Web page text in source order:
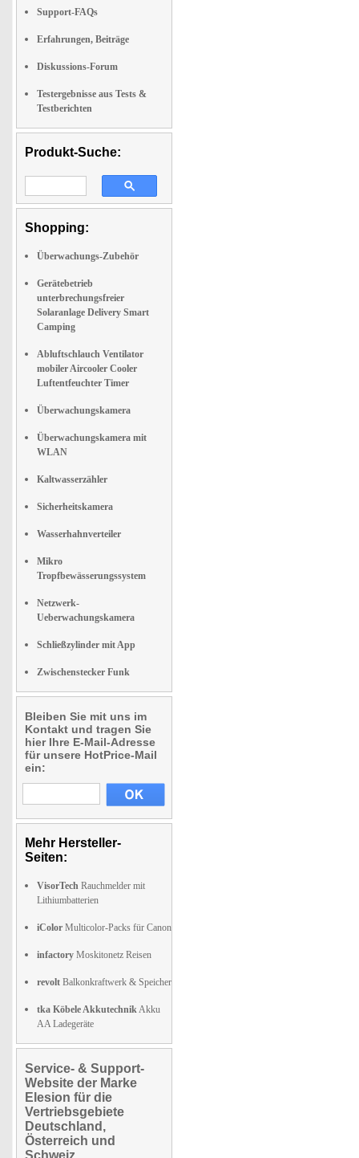
Support-FAQs
Erfahrungen, Beiträge
Diskussions-Forum
Testergebnisse aus Tests &
Testberichten
Produkt-Suche:
Shopping:
Überwachungs-Zubehör
Gerätebetrieb
unterbrechungsfreier
Solaranlage Delivery Smart
Camping
Abluftschlauch Ventilator
mobiler Aircooler Cooler
Luftentfeuchter Timer
Überwachungskamera
Überwachungskamera mit
WLAN
Kaltwasserzähler
Sicherheitskamera
Wasserhahnverteiler
Mikro
Tropfbewässerungssystem
Netzwerk-
Ueberwachungskamera
Schließzylinder mit App
Zwischenstecker Funk
Bleiben Sie mit uns im
Kontakt und tragen Sie
hier Ihre E-Mail-Adresse
für unsere HotPrice-Mail
ein:
Mehr Hersteller-
Seiten:
VisorTech Rauchmelder mit
Lithiumbatterien
iColor Multicolor-Packs für Canon
infactory Moskitonetz Reisen
revolt Balkonkraftwerk & Speicher
tka Köbele AkkutechnikAkku
AA Ladegeräte
Service- & Support-
Website der Marke
Elesion für die
Vertriebsgebiete
Deutschland,
Österreich und
Schweiz